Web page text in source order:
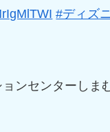
#ディズ
ンセンターしま